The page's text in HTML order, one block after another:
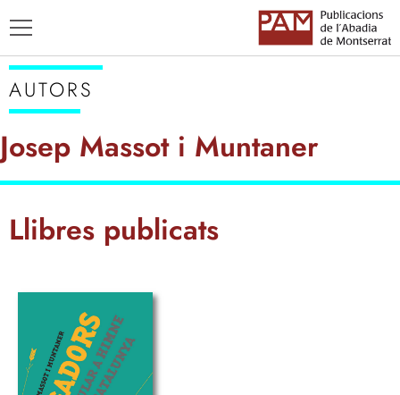
AUTORS
ENSENYAMENT CATALÀ
AUTORS
Josep Massot i Muntaner
Llibres publicats